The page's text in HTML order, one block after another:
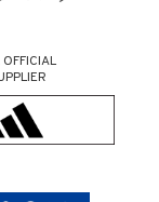
OFFICIAL